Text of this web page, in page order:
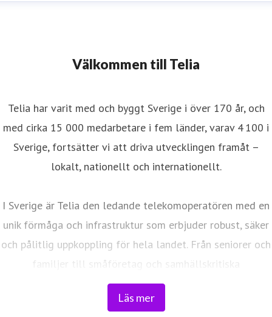
Välkommen till Telia
Läs mer
Telia har varit med och byggt Sverige i över 170 år, och
med cirka 15 000 medarbetare i fem länder, varav 4 100 i
Sverige, fortsätter vi att driva utvecklingen framåt –
lokalt, nationellt och internationellt.
I Sverige är Telia den ledande telekomoperatören med en
unik förmåga och infrastruktur som erbjuder robust, säker
och pålitlig uppkoppling för hela landet. Från seniorer och
familjer till småföretag och samhällskritiska
verksamheter. Vi möjliggör digitaliseringens kraft i
vardagen och är en del av Sveriges totalförsvar. Med